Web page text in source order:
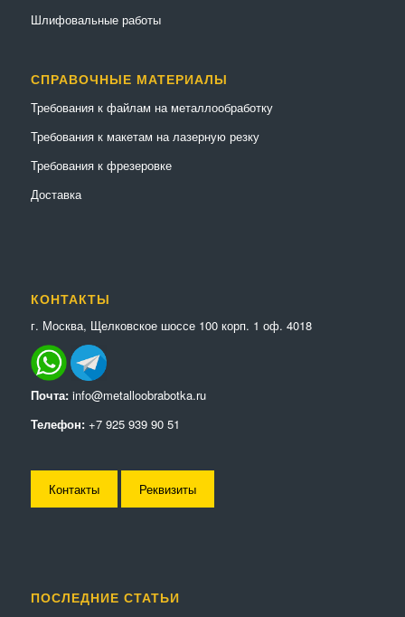
Шлифовальные работы
СПРАВОЧНЫЕ МАТЕРИАЛЫ
Требования к файлам на металлообработку
Требования к макетам на лазерную резку
Требования к фрезеровке
Доставка
КОНТАКТЫ
г. Москва, Щелковское шоссе 100 корп. 1 оф. 4018
Почта: info@metalloobrabotka.ru
Телефон: +7 925 939 90 51
Контакты Реквизиты
ПОСЛЕДНИЕ СТАТЬИ